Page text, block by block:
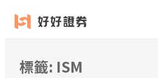
跳
至
標籤: ISM